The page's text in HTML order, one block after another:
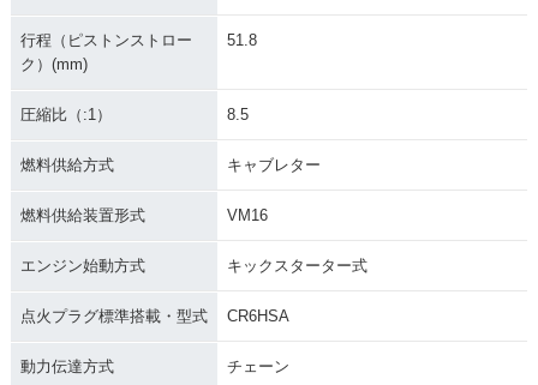
行程（ピストンストロー
ク）(mm)
51.8
圧縮比（:1） 8.5
燃料供給方式 キャブレター
燃料供給装置形式 VM16
エンジン始動方式 キックスターター式
点火プラグ標準搭載・型式 CR6HSA
動力伝達方式 チェーン